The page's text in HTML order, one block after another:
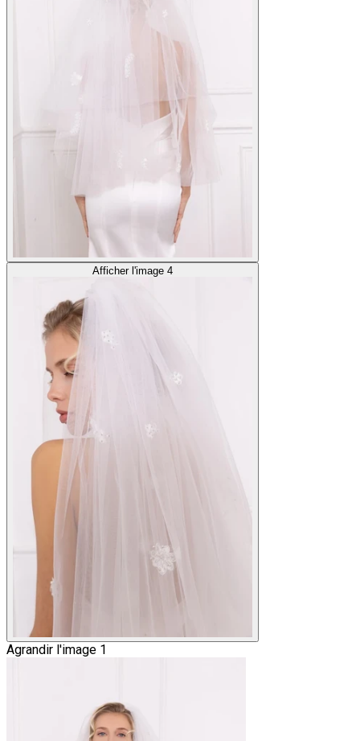
Afficher l'image 4
Agrandir l'image 1